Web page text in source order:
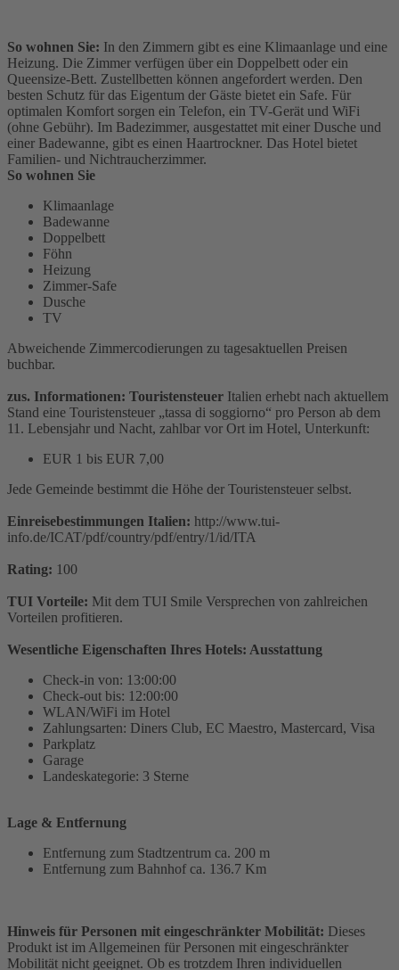
So wohnen Sie: In den Zimmern gibt es eine Klimaanlage und eine
Heizung. Die Zimmer verfügen über ein Doppelbett oder ein
Queensize-Bett. Zustellbetten können angefordert werden. Den
besten Schutz für das Eigentum der Gäste bietet ein Safe. Für
optimalen Komfort sorgen ein Telefon, ein TV-Gerät und WiFi
(ohne Gebühr). Im Badezimmer, ausgestattet mit einer Dusche und
einer Badewanne, gibt es einen Haartrockner. Das Hotel bietet
Familien- und Nichtraucherzimmer.
So wohnen Sie
Klimaanlage
Badewanne
Doppelbett
Föhn
Heizung
Zimmer-Safe
Dusche
TV
Abweichende Zimmercodierungen zu tagesaktuellen Preisen
buchbar.
zus. Informationen: Touristensteuer Italien erhebt nach aktuellem
Stand eine Touristensteuer „tassa di soggiorno“ pro Person ab dem
11. Lebensjahr und Nacht, zahlbar vor Ort im Hotel, Unterkunft:
EUR 1 bis EUR 7,00
Jede Gemeinde bestimmt die Höhe der Touristensteuer selbst.
Einreisebestimmungen Italien: http://www.tui-
info.de/ICAT/pdf/country/pdf/entry/1/id/ITA
Rating: 100
TUI Vorteile: Mit dem TUI Smile Versprechen von zahlreichen
Vorteilen profitieren.
Wesentliche Eigenschaften Ihres Hotels: Ausstattung
Check-in von: 13:00:00
Check-out bis: 12:00:00
WLAN/WiFi im Hotel
Zahlungsarten: Diners Club, EC Maestro, Mastercard, Visa
Parkplatz
Garage
Landeskategorie: 3 Sterne
Lage & Entfernung
Entfernung zum Stadtzentrum ca. 200 m
Entfernung zum Bahnhof ca. 136.7 Km
Hinweis für Personen mit eingeschränkter Mobilität: Dieses
Produkt ist im Allgemeinen für Personen mit eingeschränkter
Mobilität nicht geeignet. Ob es trotzdem Ihren individuellen